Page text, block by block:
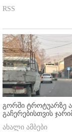
RSS
გორში ტროტუარზე
გაჩერებისთვის
ახალი ამბები